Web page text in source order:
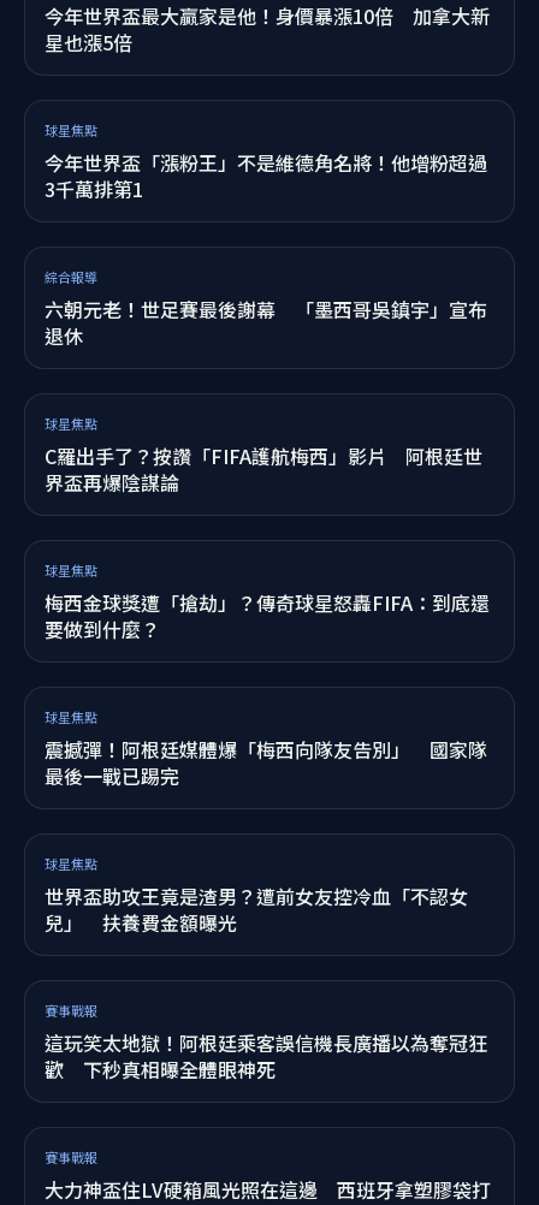
今年世界盃最大贏家是他！身價暴漲10倍 加拿大新
星也漲5倍
球星焦點
今年世界盃「漲粉王」不是維德角名將！他增粉超過
3千萬排第1
綜合報導
球星焦點